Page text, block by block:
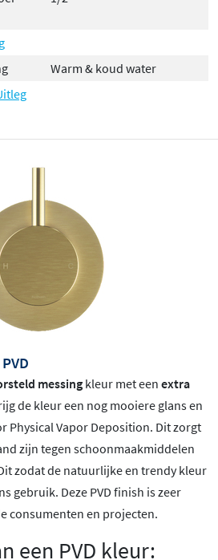
Warm & koud water
messing kleur met een extra
de kleur een nog mooiere glans en
Physical Vapor Deposition. Dit zorgt
zijn tegen schoonmaakmiddelen
zodat de natuurlijke en trendy kleur
gebruik. Deze PVD finish is zeer
consumenten en projecten.
een PVD kleur: